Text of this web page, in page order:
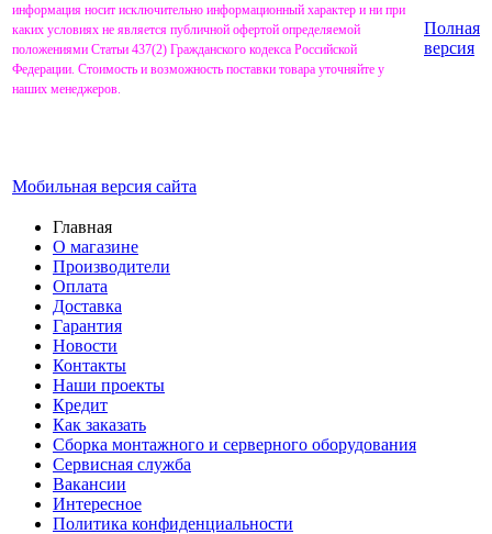
информация носит исключительно информационный характер и ни при
каких условиях не является публичной офертой определяемой
положениями Статьи 437(2) Гражданского кодекса Российской
Федерации. Стоимость и возможность поставки товара уточняйте у
наших менеджеров.
Мобильная версия сайта
Полная
версия
Главная
О магазине
Производители
Оплата
Доставка
Гарантия
Новости
Контакты
Наши проекты
Кредит
Как заказать
Сборка монтажного и серверного оборудования
Сервисная служба
Вакансии
Интересное
Политика конфиденциальности